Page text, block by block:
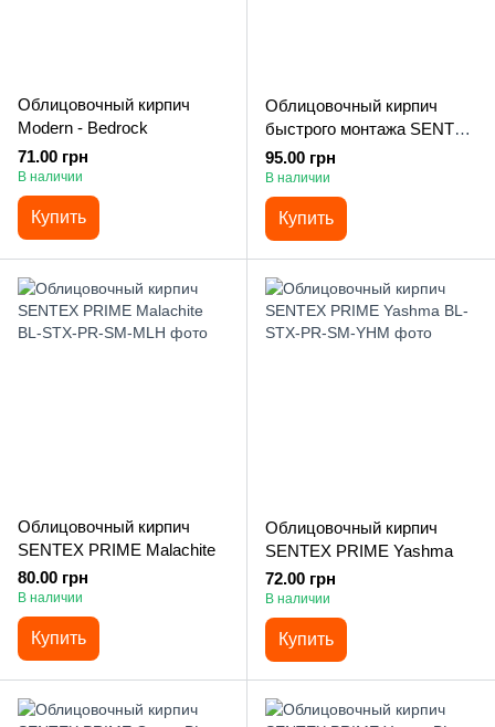
Облицовочный кирпич
Modern - Bedrock
71.00 грн
В наличии
Купить
Облицовочный кирпич
быстрого монтажа SENTEX
PRIME Loft Uranus
95.00 грн
В наличии
Купить
Облицовочный кирпич
SENTEX PRIME Malachite
80.00 грн
В наличии
Купить
Облицовочный кирпич
SENTEX PRIME Yashma
72.00 грн
В наличии
Купить